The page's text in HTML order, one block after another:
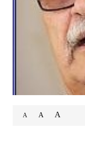
A
A
A